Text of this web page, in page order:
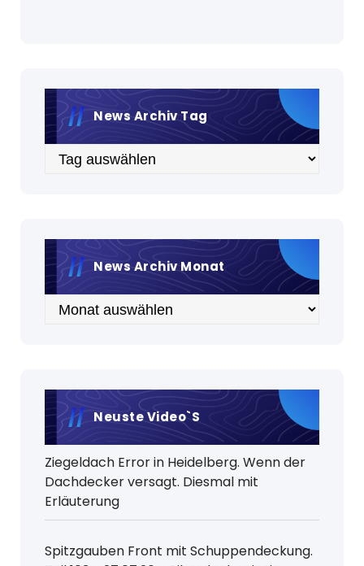
News Archiv Tag
Archiv
News Archiv Monat
Archiv
Neuste Video`s
Ziegeldach Error in Heidelberg. Wenn der
Dachdecker versagt. Diesmal mit
Erläuterung
Spitzgauben Front mit Schuppendeckung.